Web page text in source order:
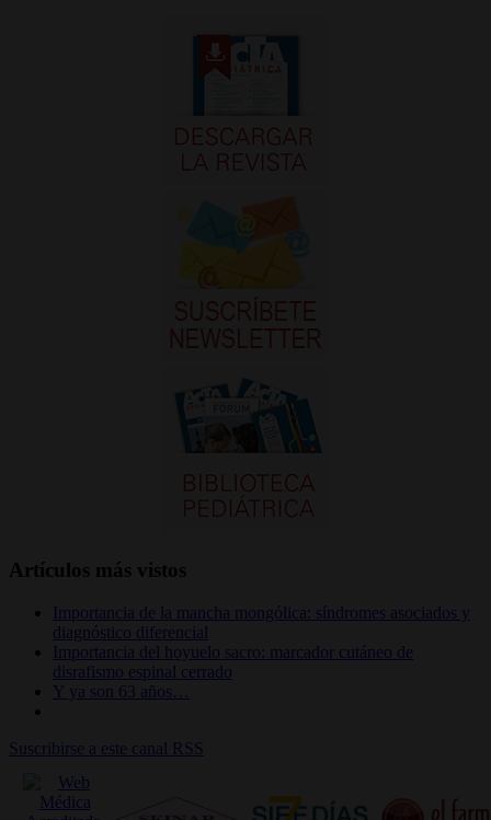
Artículos más vistos
Importancia de la mancha mongólica: síndromes asociados y
diagnóstico diferencial
Importancia del hoyuelo sacro: marcador cutáneo de
disrafismo espinal cerrado
Y ya son 63 años…
Suscribirse a este canal RSS